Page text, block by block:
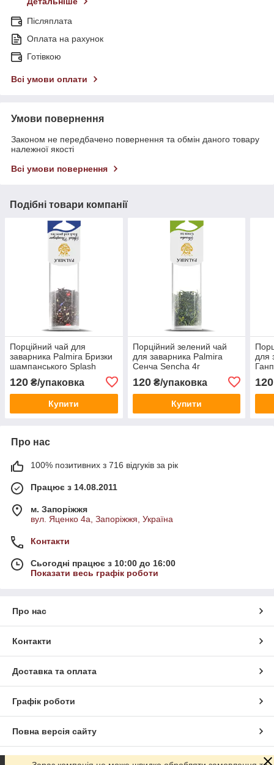
Післяплата
Оплата на рахунок
Готівкою
Всі умови оплати
Умови повернення
Законом не передбачено повернення та обмін даного товару
належної якості
Всі умови повернення
Подібні товари компанії
Порційний чай для
заварника Palmira Бризки
шампанського Splash
120 ₴/упаковка
Купити
Порційний зелений чай
для заварника Palmira
Сенча Sencha 4г
120₴/упаковка
Купити
для
120
Про нас
100% позитивних з 716 відгуків за рік
Працює з 14.08.2011
м. Запоріжжя
вул. Яценко 4а, Запоріжжя, Україна
Контакти
Сьогодні працює з 10:00 до 16:00
Показати весь графік роботи
Про нас
Контакти
Доставка та оплата
Графік роботи
Повна версія сайту
Сайт створено на маркетплейсі Prom.ua